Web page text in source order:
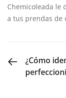
Chemicoleada le
a tus prendas de
PREVIOUS
¿Cómo